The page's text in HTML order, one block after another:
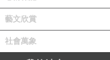
藝文欣賞
社會萬象